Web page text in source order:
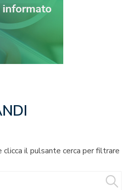
clicca il pulsante cerca per filtrare